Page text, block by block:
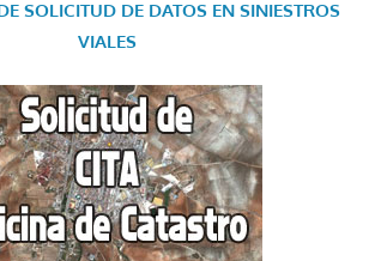
SOLICITUD DE DATOS EN SINIESTROS
VIALES